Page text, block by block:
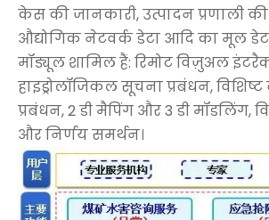
केस की जानकारी, उत्पादन प्रणाली
औद्योगिक नेटवर्क डेटा आदि का मूल
मॉड्यूल शामिल हैं: रिमोट विज़ुअल
हाइड्रोलॉजिकल सूचना प्रबंधन,
प्रबंधन, 2 डी मैपिंग और 3 डी मॉडलिंग,
और निर्णय समर्थन।